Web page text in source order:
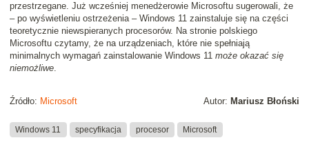
przestrzegane. Już wcześniej menedżerowie Microsoftu sugerowali, że
– po wyświetleniu ostrzeżenia – Windows 11 zainstaluje się na części
teoretycznie niewspieranych procesorów. Na stronie polskiego
Microsoftu czytamy, że na urządzeniach, które nie spełniają
minimalnych wymagań zainstalowanie Windows 11 może okazać się
niemożliwe.
Autor: Mariusz Błoński
Źródło: Microsoft
Windows 11 specyfikacja procesor Microsoft